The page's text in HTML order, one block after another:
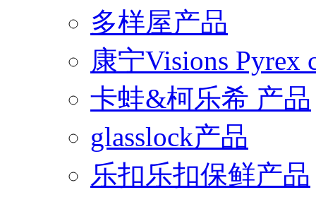
多样屋产品
康宁Visions Pyrex
卡蛙&柯乐希 产品
glasslock产品
乐扣乐扣保鲜产品